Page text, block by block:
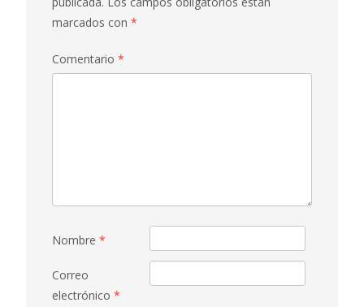
marcados con *
Comentario *
Nombre *
Correo
electrónico *